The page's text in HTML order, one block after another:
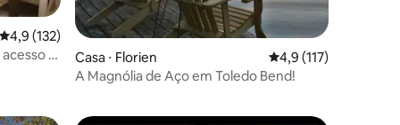
4,9 de uma avaliação média de 5, 132 avaliações
4,9 (132)
à
Casa ⋅ Florien 4,9 de uma avaliação
4,9 (117)
A Magnólia de Aço em Toledo Bend!